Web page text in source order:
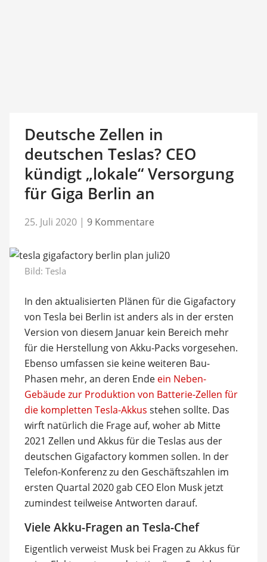
Deutsche Zellen in
deutschen Teslas? CEO
kündigt „lokale“ Versorgung
für Giga Berlin an
25. Juli 2020 | 9 Kommentare
Bild: Tesla
In den aktualisierten Plänen für die Gigafactory
von Tesla bei Berlin ist anders als in der ersten
Version von diesem Januar kein Bereich mehr
für die Herstellung von Akku-Packs vorgesehen.
Ebenso umfassen sie keine weiteren Bau-
Phasen mehr, an deren Ende ein Neben-
Gebäude zur Produktion von Batterie-Zellen für
die kompletten Tesla-Akkus stehen sollte. Das
wirft natürlich die Frage auf, woher ab Mitte
2021 Zellen und Akkus für die Teslas aus der
deutschen Gigafactory kommen sollen. In der
Telefon-Konferenz zu den Geschäftszahlen im
ersten Quartal 2020 gab CEO Elon Musk jetzt
zumindest teilweise Antworten darauf.
Viele Akku-Fragen an Tesla-Chef
Eigentlich verweist Musk bei Fragen zu Akkus für